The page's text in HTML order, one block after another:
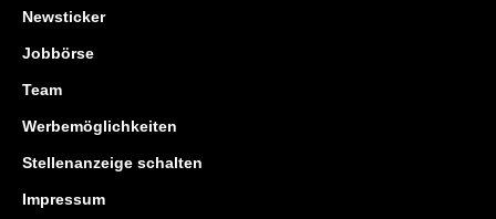
Newsticker
Jobbörse
Team
Werbemöglichkeiten
Stellenanzeige schalten
Impressum